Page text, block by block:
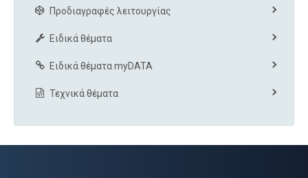
Προδιαγραφές λειτουργίας
Ειδικά θέματα
Ειδικά θέματα myDATA
Τεχνικά θέματα